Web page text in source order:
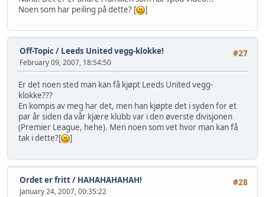
Noen som har peiling på dette? [
]
#27
Off-Topic/ Leeds United vegg-klokke!
February 09, 2007, 18:54:50
Er det noen sted man kan få kjøpt Leeds United vegg-
klokke???
En kompis av meg har det, men han kjøpte det i syden for et
par år siden da vår kjære klubb var i den øverste divisjonen
(Premier League, hehe). Men noen som vet hvor man kan få
tak i dette?[
]
#28
Ordet er fritt/ HAHAHAHAHAH!
January 24, 2007, 00:35:22